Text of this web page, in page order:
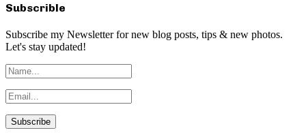
Subscrible
Subscribe my Newsletter for new blog posts, tips & new photos.
Let's stay updated!